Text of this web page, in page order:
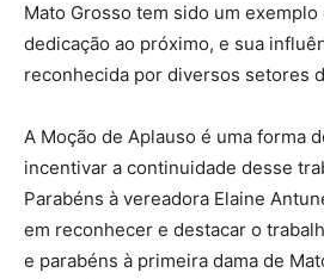
Mato Grosso tem sido um
dedicação ao próximo, e sua
reconhecida por diversos setores
A Moção de Aplauso é uma forma
incentivar a continuidade desse
Parabéns à vereadora Elaine
em reconhecer e destacar o
e parabéns à primeira dama de